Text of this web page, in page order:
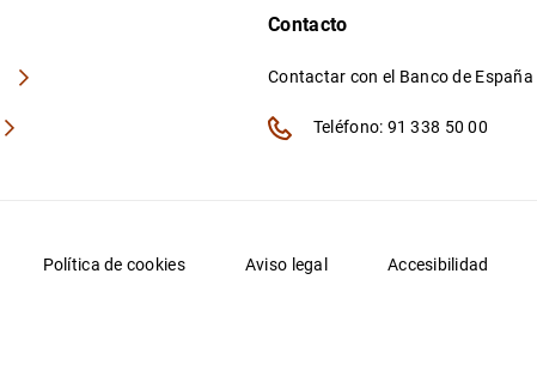
Contacto
Contactar con el Banco de España
Teléfono: 91 338 50 00
Política de cookies Aviso legal Accesibilidad